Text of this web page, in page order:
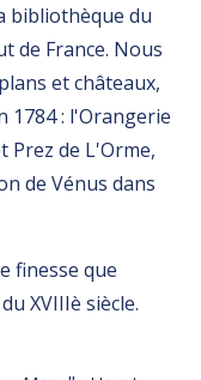
bibliothèque du
de France. Nous
et châteaux,
1784 : l'Orangerie
Prez de L'Orme,
de Vénus dans
finesse que
XVIIIè siècle.